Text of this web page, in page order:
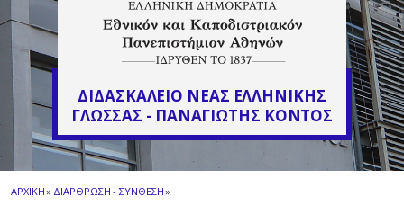
ΔΙΔΑΣΚΑΛΕΙΟ ΝΕΑΣ ΕΛΛΗΝΙΚΗΣ
ΓΛΩΣΣΑΣ - ΠΑΝΑΓΙΩΤΗΣ ΚΟΝΤΟΣ
ΑΡΧΙΚΗ» ΔΙΑΡΘΡΩΣΗ - ΣΥΝΘΕΣΗ»